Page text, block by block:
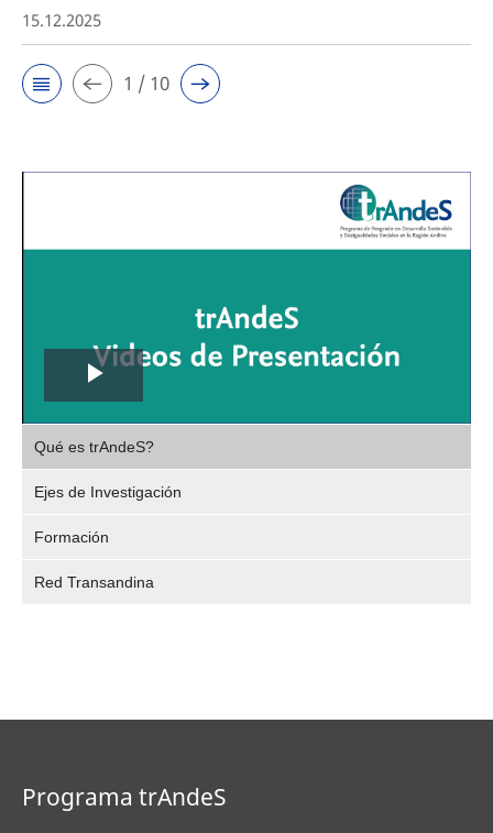
15.12.2025
1 / 10
Play
Video
Qué es trAndeS?
Ejes de Investigación
Formación
Red Transandina
Programa trAndeS